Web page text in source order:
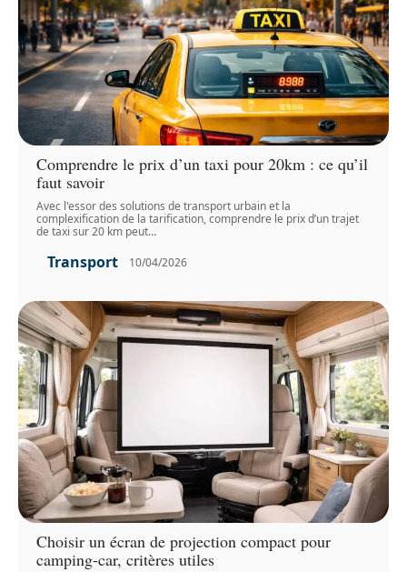
Comprendre le prix d’un taxi pour 20km : ce qu’il
faut savoir
Avec l'essor des solutions de transport urbain et la
complexification de la tarification, comprendre le prix d’un trajet
de taxi sur 20 km peut…
Transport 10/04/2026
Choisir un écran de projection compact pour
camping-car, critères utiles